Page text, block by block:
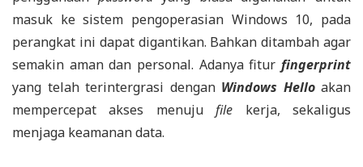
masuk ke sistem pengoperasian Windows 10, pada
perangkat ini dapat digantikan. Bahkan ditambah agar
semakin aman dan personal. Adanya fitur fingerprint
yang telah terintergrasi dengan Windows Hello akan
mempercepat akses menujufile kerja, sekaligus
menjaga keamanan data.